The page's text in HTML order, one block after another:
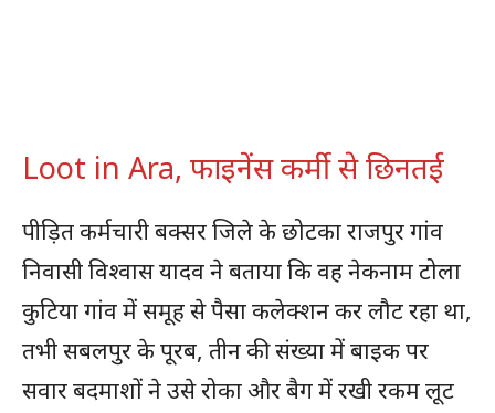
Loot in Ara, फाइनेंस कर्मी से छिनतई
पीड़ित कर्मचारी बक्सर जिले के छोटका राजपुर गांव
निवासी विश्वास यादव ने बताया कि वह नेकनाम टोला
कुटिया गांव में समूह से पैसा कलेक्शन कर लौट रहा था,
तभी सबलपुर के पूरब, तीन की संख्या में बाइक पर
सवार बदमाशों ने उसे रोका और बैग में रखी रकम लूट